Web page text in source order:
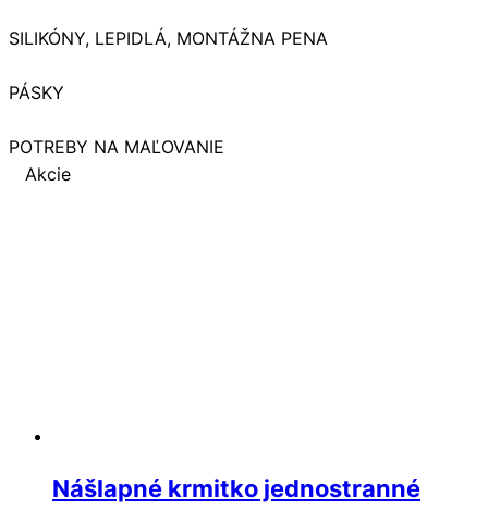
SILIKÓNY, LEPIDLÁ, MONTÁŽNA PENA
PÁSKY
POTREBY NA MAĽOVANIE
Akcie
Nášlapné krmitko jednostranné